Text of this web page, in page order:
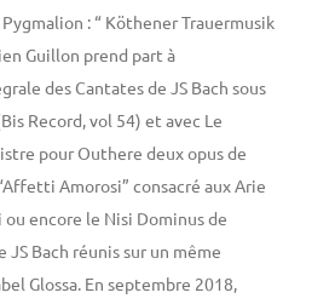
: “ Köthener Trauermusik
Guillon prend part à
des Cantates de JS Bach sous
Record, vol 54) et avec Le
pour Outhere deux opus de
Amorosi” consacré aux Arie
ou encore le Nisi Dominus de
Bach réunis sur un même
Glossa. En septembre 2018,